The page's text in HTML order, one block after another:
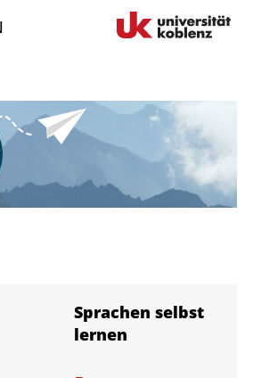
Datenschutz
Sprachen selbst
lernen